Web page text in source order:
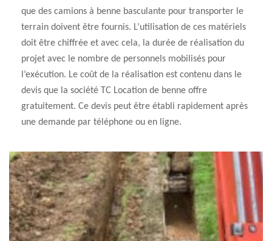
que des camions à benne basculante pour transporter le
terrain doivent être fournis. L’utilisation de ces matériels
doit être chiffrée et avec cela, la durée de réalisation du
projet avec le nombre de personnels mobilisés pour
l’exécution. Le coût de la réalisation est contenu dans le
devis que la société TC Location de benne offre
gratuitement. Ce devis peut être établi rapidement après
une demande par téléphone ou en ligne.